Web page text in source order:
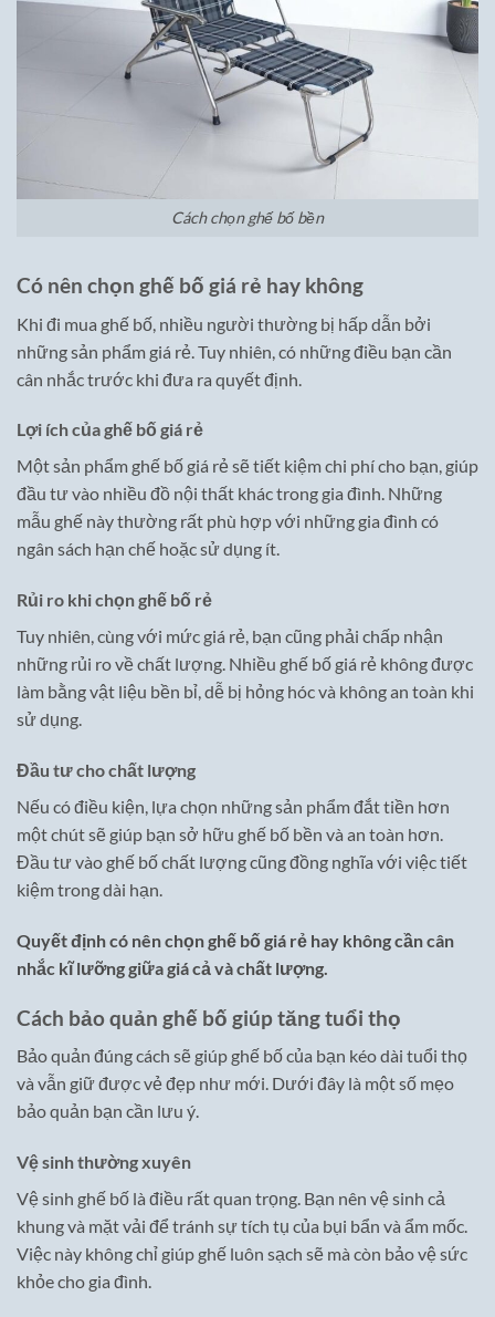
Cách chọn ghế bố bền
Có nên chọn ghế bố giá rẻ hay không
Khi đi mua ghế bố, nhiều người thường bị hấp dẫn bởi
những sản phẩm giá rẻ. Tuy nhiên, có những điều bạn cần
cân nhắc trước khi đưa ra quyết định.
Lợi ích của ghế bố giá rẻ
Một sản phẩm ghế bố giá rẻ sẽ tiết kiệm chi phí cho bạn, giúp
đầu tư vào nhiều đồ nội thất khác trong gia đình. Những
mẫu ghế này thường rất phù hợp với những gia đình có
ngân sách hạn chế hoặc sử dụng ít.
Rủi ro khi chọn ghế bố rẻ
Tuy nhiên, cùng với mức giá rẻ, bạn cũng phải chấp nhận
những rủi ro về chất lượng. Nhiều ghế bố giá rẻ không được
làm bằng vật liệu bền bỉ, dễ bị hỏng hóc và không an toàn khi
sử dụng.
Đầu tư cho chất lượng
Nếu có điều kiện, lựa chọn những sản phẩm đắt tiền hơn
một chút sẽ giúp bạn sở hữu ghế bố bền và an toàn hơn.
Đầu tư vào ghế bố chất lượng cũng đồng nghĩa với việc tiết
kiệm trong dài hạn.
Quyết định có nên chọn ghế bố giá rẻ hay không cần cân
nhắc kĩ lưỡng giữa giá cả và chất lượng.
Cách bảo quản ghế bố giúp tăng tuổi thọ
Bảo quản đúng cách sẽ giúp ghế bố của bạn kéo dài tuổi thọ
và vẫn giữ được vẻ đẹp như mới. Dưới đây là một số mẹo
bảo quản bạn cần lưu ý.
Vệ sinh thường xuyên
Vệ sinh ghế bố là điều rất quan trọng. Bạn nên vệ sinh cả
khung và mặt vải để tránh sự tích tụ của bụi bẩn và ẩm mốc.
Việc này không chỉ giúp ghế luôn sạch sẽ mà còn bảo vệ sức
khỏe cho gia đình.